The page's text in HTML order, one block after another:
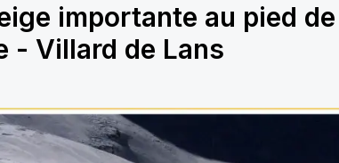
importante au pied
- Villard de Lans